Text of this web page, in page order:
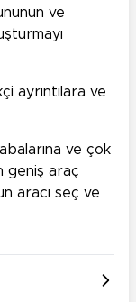
ve
ayrıntılara ve
ve çok
geniş araç
aracı seç ve